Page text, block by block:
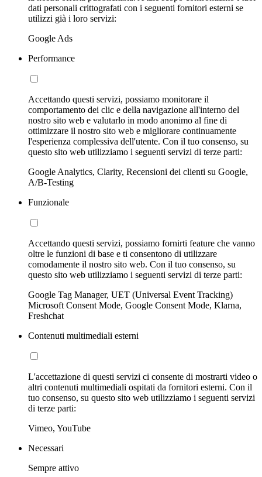
dati personali crittografati con i seguenti fornitori esterni se
utilizzi già i loro servizi:
Google Ads
Performance
Accettando questi servizi, possiamo monitorare il
comportamento dei clic e della navigazione all'interno del
nostro sito web e valutarlo in modo anonimo al fine di
ottimizzare il nostro sito web e migliorare continuamente
l'esperienza complessiva dell'utente. Con il tuo consenso, su
questo sito web utilizziamo i seguenti servizi di terze parti:
Google Analytics, Clarity, Recensioni dei clienti su Google,
A/B-Testing
Funzionale
Accettando questi servizi, possiamo fornirti feature che vanno
oltre le funzioni di base e ti consentono di utilizzare
comodamente il nostro sito web. Con il tuo consenso, su
questo sito web utilizziamo i seguenti servizi di terze parti:
Google Tag Manager, UET (Universal Event Tracking)
Microsoft Consent Mode, Google Consent Mode, Klarna,
Freshchat
Contenuti multimediali esterni
L'accettazione di questi servizi ci consente di mostrarti video o
altri contenuti multimediali ospitati da fornitori esterni. Con il
tuo consenso, su questo sito web utilizziamo i seguenti servizi
di terze parti:
Vimeo, YouTube
Necessari
Sempre attivo